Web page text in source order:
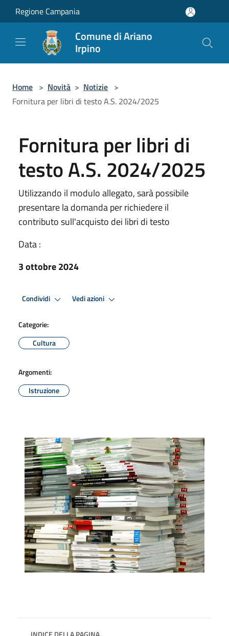
Salta al contenuto principale
Regione Campania
Comune di Ariano
Irpino
Home > Novità > Notizie >
Fornitura per libri di testo A.S. 2024/2025
Fornitura per libri di
testo A.S. 2024/2025
Utilizzando il modulo allegato, sarà possibile
presentare la domanda per richiedere il
contributo sull'acquisto dei libri di testo
Data :
3 ottobre 2024
Condividi Vedi azioni
Categorie:
Cultura
Argomenti:
Istruzione